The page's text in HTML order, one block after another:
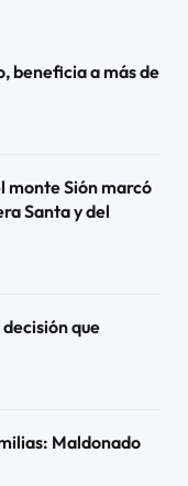
beneficia a más de
monte Sión marcó
Santa y del
que
Maldonado